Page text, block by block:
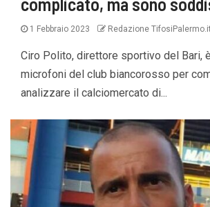
1 Febbraio 2023 Redazione TifosiPalermo.it
Ciro Polito, direttore sportivo del Bari,
microfoni del club biancorosso per
analizzare il calciomercato di...